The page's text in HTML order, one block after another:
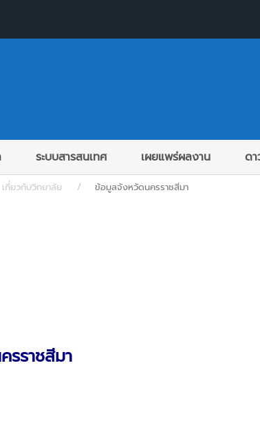
ระบบสารสนเทศ เผยแพร่ผลงาน ด
เกี่ยวกับวิทยาลัย ข้อมูลจังหวัดนครราชสีมา
ราชสีมา